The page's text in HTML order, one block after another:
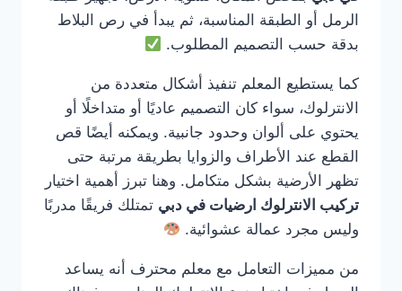
الرمل أو الطبقة المناسبة، ثم يبدأ في رص البلاط
بدقة حسب التصميم المطلوب.
كما يستطيع المعلم تنفيذ أشكال متعددة من
الانترلوك، سواء كان التصميم عاديًا أو متداخلًا أو
يحتوي على ألوان وحدود جانبية. ويمكنه أيضًا قص
القطع عند الأطراف والزوايا بطريقة مرتبة حتى
تظهر الأرضية بشكل متكامل. وهنا تبرز أهمية اختيار
تركيب الانترلوك ارضيات في دبي تمتلك فريقًا مدربًا
وليس مجرد عمالة عشوائية.
من مميزات التعامل مع معلم محترف أنه يساعد